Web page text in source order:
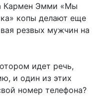
Кармен Эмми «Мы
копы делают еще
резвых мужчин на
идет речь,
и один из этих
номер телефона?